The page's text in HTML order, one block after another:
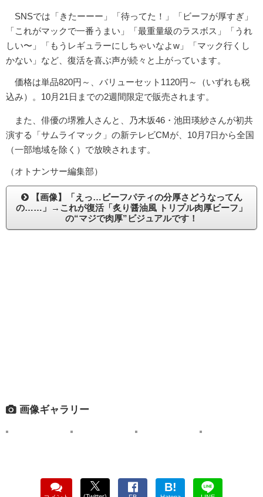
SNSでは「きたーーー」「待ってた！」「ビーフが厚すぎ」
「これがマックで一番うまい」「最重量級のラスボス」「うれ
しい〜」「もうレギュラーにしちゃいなよw」「マック行くし
かない」など、復活を喜ぶ声が続々と上がっています。
価格は単品820円～、バリューセット1120円～（いずれも税
込み）。10月21日までの2週間限定で販売されます。
また、俳優の堺雅人さんと、乃木坂46・池田瑛紗さんが初共
演する「サムライマック」の新テレビCMが、10月7日から全国
（一部地域を除く）で放映されます。
（オトナンサー編集部）
【画像】「えっ…ビーフパティの分厚さどうなってん
の……」→これが復活「炙り醤油風 トリプル肉厚ビーフ」
の“マジで肉厚”ビジュアルです！
画像ギャラリー
B!